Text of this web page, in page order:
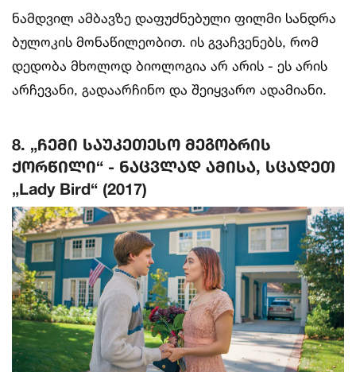
ნამდვილ ამბავზე დაფუძნებული ფილმი სანდრა
ბულოკის მონაწილეობით. ის გვაჩვენებს, რომ
დედობა მხოლოდ ბიოლოგია არ არის - ეს არის
არჩევანი, გადაარჩინო და შეიყვარო ადამიანი.
8. „ჩემი საუკეთესო მეგობრის
ქორწილი“ - ნაცვლად ამისა, სცადეთ
„Lady Bird“ (2017)